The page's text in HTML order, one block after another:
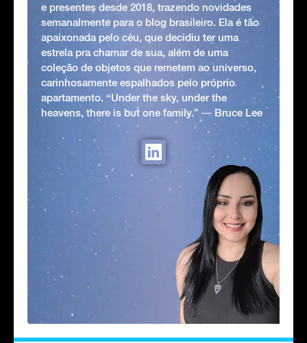
e presentes desde 2018, trazendo novidades
semanalmente para o blog brasileiro. Ela é tão
apaixonada pelo céu, que decidiu ter uma
estrela pra chamar de sua, além de uma
coleção de objetos que remetem ao universo,
carinhosamente espalhados pelo próprio
apartamento. “Under the sky, under the
heavens, there is but one family.” ― Bruce Lee